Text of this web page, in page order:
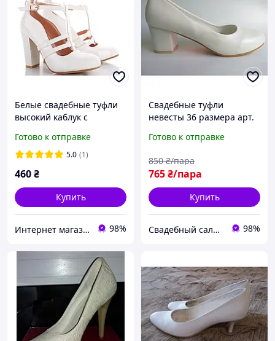
Белые свадебные туфли
высокий каблук с
Готово к отправке
5.0 (1)
460₴
Купить
Интернет магазин "Ножки в одежке" 98%
Свадебные туфли
невесты 36 размера арт.
Готово к отправке
765₴/пара
850 ₴/пара
Купить
Свадебный салон "ПРИНЦЕССА" 98%